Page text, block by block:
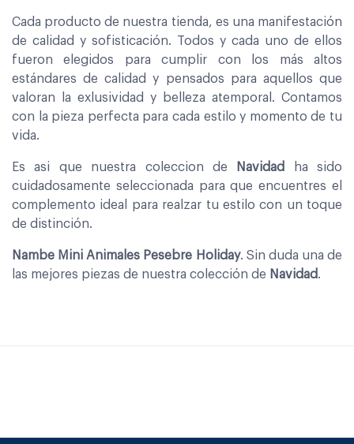
Cada producto de nuestra tienda, es una manifestación
de calidad y sofisticación. Todos y cada uno de ellos
fueron elegidos para cumplir con los más altos
estándares de calidad y pensados para aquellos que
valoran la exlusividad y belleza atemporal. Contamos
con la pieza perfecta para cada estilo y momento de tu
vida.
Es asi que nuestra coleccion de Navidad
ha sido
cuidadosamente seleccionada para que encuentres el
complemento ideal para realzar tu estilo con un toque
de distinción.
Nambe Mini Animales Pesebre Holiday. Sin duda una de
las mejores piezas de nuestra colección de Navidad.